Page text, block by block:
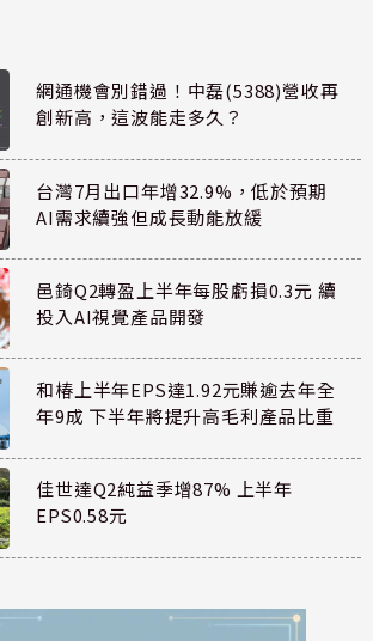
網通機會別錯過！中磊(5388)營收再
創新高，這波能走多久？
台灣7月出口年增32.9%，低於預期
AI需求續強但成長動能放緩
邑錡Q2轉盈上半年每股虧損0.3元 續
投入AI視覺產品開發
和椿上半年EPS達1.92元賺逾去年全
年9成 下半年將提升高毛利產品比重
佳世達Q2純益季增87% 上半年
EPS0.58元